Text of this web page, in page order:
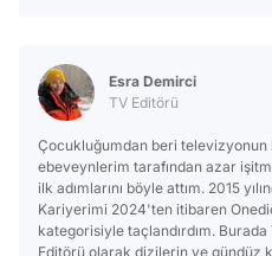
Esra Demirci
TV Editörü
Çocukluğumdan beri televizyonun
ebeveynlerim tarafından azar
ilk adımlarını böyle attım. 2015
Kariyerimi 2024'ten itibaren
kategorisiyle taçlandırdım.
Editörü olarak dizilerin ve gündüz